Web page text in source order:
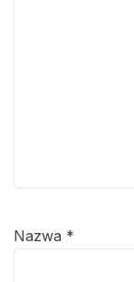
Nazwa *